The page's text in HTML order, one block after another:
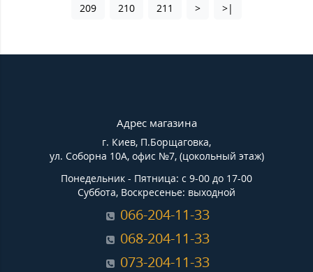
209
210 211 > >|
Адрес магазина
г. Киев, П.Борщаговка,
ул. Соборна 10А, офис №7, (цокольный этаж)
Понедельник - Пятница: с 9-00 до 17-00
Суббота, Воскресенье: выходной
066-204-11-33
068-204-11-33
073-204-11-33